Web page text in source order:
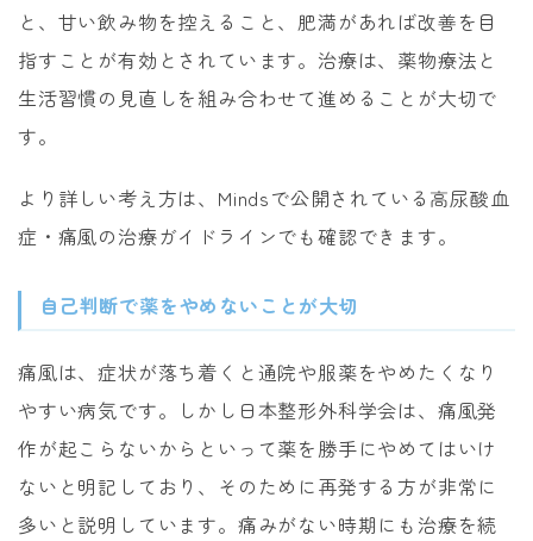
と、甘い飲み物を控えること、肥満があれば改善を目
指すことが有効とされています。治療は、薬物療法と
生活習慣の見直しを組み合わせて進めることが大切で
す。
より詳しい考え方は、Mindsで公開されている高尿酸血
症・痛風の治療ガイドラインでも確認できます。
自己判断で薬をやめないことが大切
痛風は、症状が落ち着くと通院や服薬をやめたくなり
やすい病気です。しかし日本整形外科学会は、痛風発
作が起こらないからといって薬を勝手にやめてはいけ
ないと明記しており、そのために再発する方が非常に
多いと説明しています。痛みがない時期にも治療を続